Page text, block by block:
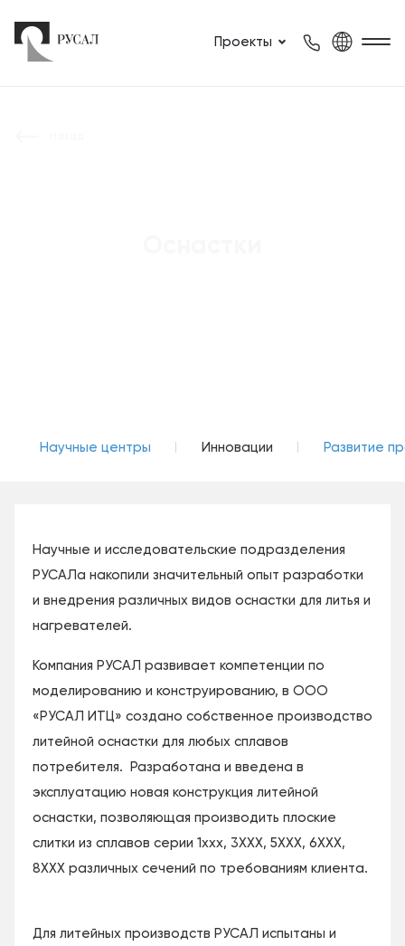
Проекты
Научные центры Инновации Развитие
Научные и исследовательские подразделения
РУСАЛа накопили значительный опыт разработки
и внедрения различных видов оснастки для литья и
нагревателей.
Компания РУСАЛ развивает компетенции по
моделированию и конструированию, в ООО
«РУСАЛ ИТЦ» создано собственное производство
литейной оснастки для любых сплавов
потребителя. Разработана и введена в
эксплуатацию новая конструкция литейной
оснастки, позволяющая производить плоские
слитки из сплавов серии 1ххх, 3ХХХ, 5ХХХ, 6ХХХ,
8ХХХ различных сечений по требованиям клиента.
Для литейных производств РУСАЛ испытаны и